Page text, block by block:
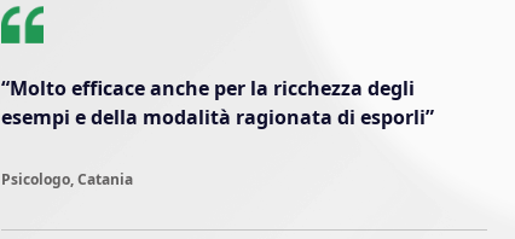
“Molto efficace anche per la ricchezza degli
esempi e della modalità ragionata di esporli”
Psicologo, Catania